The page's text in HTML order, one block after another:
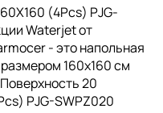
(4Pcs) PJG-
Waterjet от
- это напольная
160x160 см
20
PJG-SWPZ020